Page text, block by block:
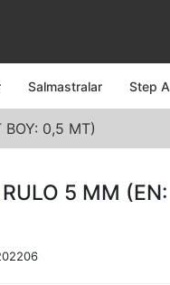
Salmastralar Step
BOY: 0,5 MT)
RULO 5 MM